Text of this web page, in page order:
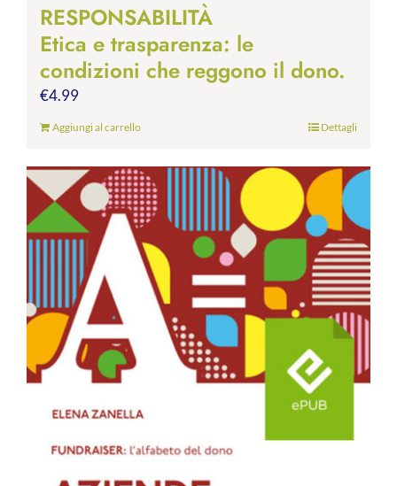
RESPONSABILITÀ
Etica e trasparenza: le
condizioni che reggono il dono.
€4.99
Aggiungi al carrello Dettagli